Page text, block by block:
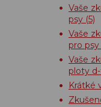
Vaše
psy (5)
Vaše
pro psy
Vaše
ploty
Krátké